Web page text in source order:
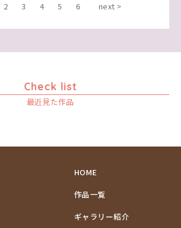
2 3 4 5 6 next >
Check list
最近見た作品
HOME
作品一覧
ギャラリー紹介